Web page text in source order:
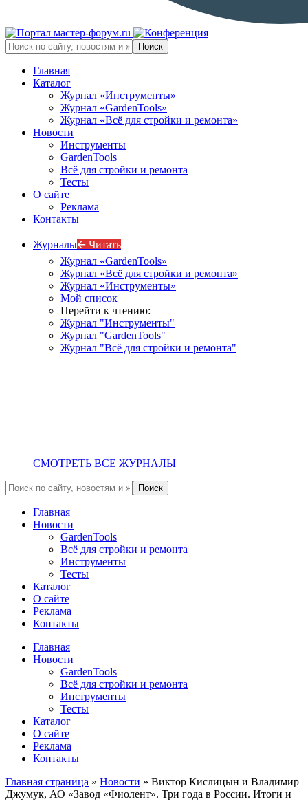
Главная
Каталог
Журнал «Инструменты»
Журнал «GardenTools»
Журнал «Всё для стройки и ремонта»
Новости
Инструменты
GardenTools
Всё для стройки и ремонта
Тесты
О сайте
Реклама
Контакты
Журналы🡨 Читать
Журнал «GardenTools»
Журнал «Всё для стройки и ремонта»
Журнал «Инструменты»
Мой список
Перейти к чтению:
Журнал "Инструменты"
Журнал "GardenTools"
Журнал "Всё для стройки и ремонта"
СМОТРЕТЬ ВСЕ ЖУРНАЛЫ
Главная
Новости
GardenTools
Всё для стройки и ремонта
Инструменты
Тесты
Каталог
О сайте
Реклама
Контакты
Главная
Новости
GardenTools
Всё для стройки и ремонта
Инструменты
Тесты
Каталог
О сайте
Реклама
Контакты
Главная страница » Новости » Виктор Кислицын и Владимир
Джумук, АО «Завод «Фиолент». Три года в России. Итоги и